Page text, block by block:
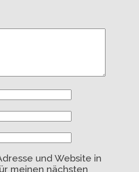
und Website in
meinen nächsten